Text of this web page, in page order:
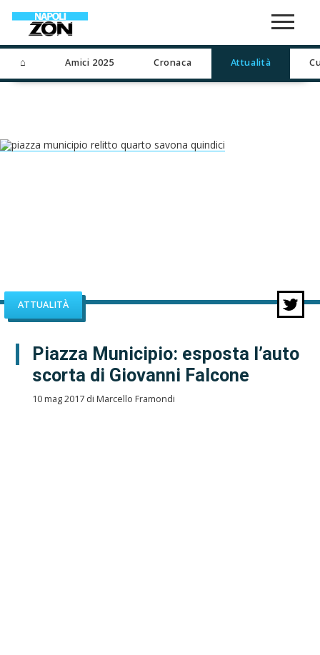
⌂ Amici 2025 Cronaca Attualità
ATTUALITÀ
Piazza Municipio: esposta l’auto
scorta di Giovanni Falcone
10 mag 2017 di Marcello Framondi